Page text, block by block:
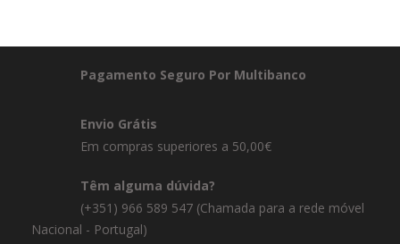
Pagamento Seguro Por Multibanco
Envio Grátis
Em compras superiores a 50,00€
Têm alguma dúvida?
(+351) 966 589 547 (Chamada para a rede móvel
Nacional - Portugal)